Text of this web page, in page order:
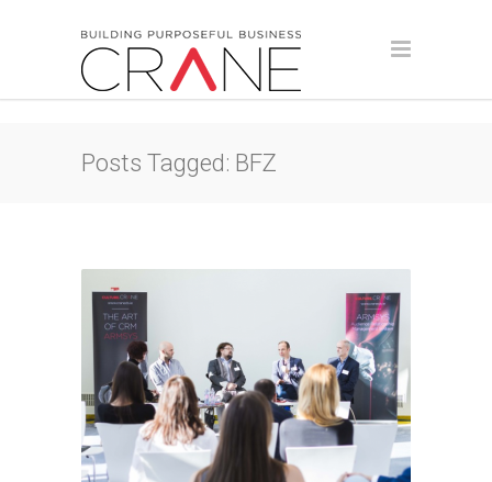
Posts Tagged: BFZ